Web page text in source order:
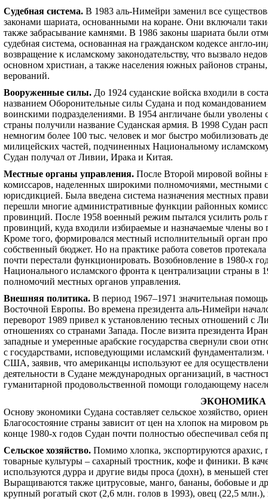
Судебная система. В 1983 аль-Нимейри заменил все
законами шариата, основанными на коране. Они включали
также забрасывание камнями. В 1986 законы шариата были
судебная система, основанная на гражданском кодексе англо-
возвращение к исламскому законодательству, что вызвало
основном христиан, а также населения южных районов
верований.
Вооруженные силы. До 1924 суданские войска входили в
названием Оборонительные силы Судана и под
воинскими подразделениями. В 1954 англичане были
страны получили название Суданская армия. В 1998 Судан
немногим более 100 тыс. человек и мог быстро мобилизовать
милицейских частей, подчиненных Национальному
Судан получал от Ливии, Ирака и Китая.
Местные органы управления. После Второй мировой войны
комиссаров, наделенных широкими полномочиями, местными
юрисдикцией. Была введена система назначения местных
перешли многие административные функции районных
провинций. После 1958 военный режим пытался усилить роль
провинций, куда входили избираемые и назначаемые члены во
Кроме того, формировался местный исполнительный орган
собственный бюджет. Но на практике работа советов
почти перестали функционировать. Возобновление в 1980-х
Национального исламского фронта к централизации страны
полномочий местных органов управления.
Внешняя политика. В период 1967–1971 значительная
Восточной Европы. Во времена президента аль-Нимейри
переворот 1989 привел к установлению тесных отношений с
отношениях со странами Запада. После визита президента
западные и умеренные арабские государства свернули свои
с государствами, исповедующими исламский
США, заявив, что американцы используют ее для
деятельности в Судане международных организаций, в
гуманитарной продовольственной помощи голодающему
ЭКОНОМИКА
Основу экономики Судана составляет сельское хозяйство,
Благосостояние страны зависит от цен на хлопок на мировом
конце 1980-х годов Судан почти полностью обеспечивал себя
Сельское хозяйство. Помимо хлопка, экспортируются
товарные культуры – сахарный тростник, кофе и финики. В
используются дурра и другие виды проса (дохн), в меньшей
Выращиваются также цитрусовые, манго, бананы, бобовые и
крупный рогатый скот (2,6 млн. голов в 1993), овец (22,5